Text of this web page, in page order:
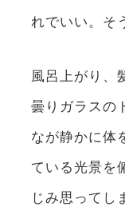
れでいい。そ
風呂上がり、
曇りガラスの
なが静かに体
ている光景を
じみ思ってし